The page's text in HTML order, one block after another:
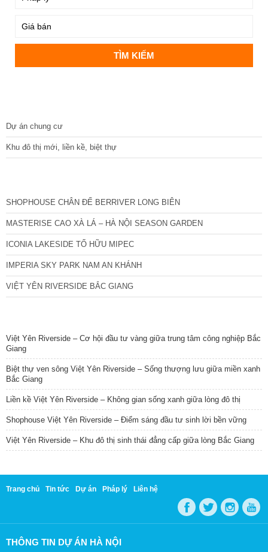
Dự án chung cư
Khu đô thị mới, liền kề, biệt thự
SHOPHOUSE CHÂN ĐẾ BERRIVER LONG BIÊN
MASTERISE CAO XÀ LÁ – HÀ NỘI SEASON GARDEN
ICONIA LAKESIDE TỐ HỮU MIPEC
IMPERIA SKY PARK NAM AN KHÁNH
VIỆT YÊN RIVERSIDE BẮC GIANG
Việt Yên Riverside – Cơ hội đầu tư vàng giữa trung tâm công nghiệp Bắc
Giang
Biệt thự ven sông Việt Yên Riverside – Sống thượng lưu giữa miền xanh
Bắc Giang
Liền kề Việt Yên Riverside – Không gian sống xanh giữa lòng đô thị
Shophouse Việt Yên Riverside – Điểm sáng đầu tư sinh lời bền vững
Việt Yên Riverside – Khu đô thị sinh thái đẳng cấp giữa lòng Bắc Giang
Trang chủ Tin tức Dự án Pháp lý Liên hệ
THÔNG TIN DỰ ÁN HÀ NỘI